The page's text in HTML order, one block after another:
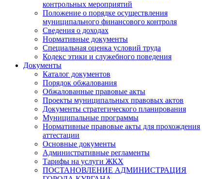
контрольных мероприятий
Положение о порядке осуществления
муниципального финансового контроля
Сведения о доходах
Нормативные документы
Специальная оценка условий труда
Кодекс этики и служебного поведения
Документы
Каталог документов
Порядок обжалования
Обжалованные правовые акты
Проекты муниципальных правовых актов
Документы стратегического планирования
Муниципальные программы
Нормативные правовые акты для прохождения
аттестации
Основные документы
Административные регламенты
Тарифы на услуги ЖКХ
ПОСТАНОВЛЕНИЕ АДМИНИСТРАЦИЯ